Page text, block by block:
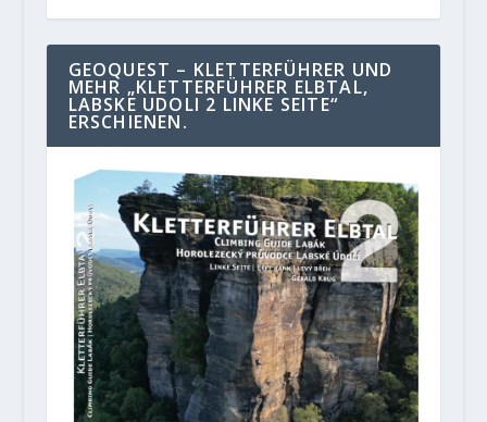
GEOQUEST – KLETTERFÜHRER UND
MEHR „KLETTERFÜHRER ELBTAL,
LABSKE UDOLI 2 LINKE SEITE“
ERSCHIENEN.